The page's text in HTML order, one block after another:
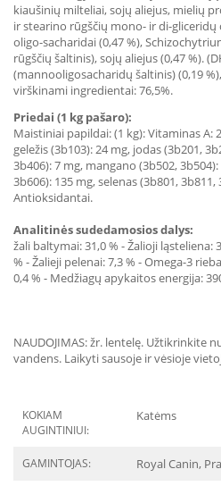
kiaušinių milteliai, sojų aliejus, mielių
ir stearino rūgščių mono- ir di-
oligo-sacharidai (0,47 %),
rūgščių šaltinis), sojų aliejus (0,47 %).
(mannooligosacharidų šaltinis) (0,19
virškinami ingredientai: 76,5%.
Priedai (1 kg pašaro):
Maistiniai papildai: (1 kg): Vitaminas A:
geležis (3b103): 24 mg, jodas (3b201,
3b406): 7 mg, mangano (3b502,
3b606): 135 mg, selenas (3b801, 3b811,
Antioksidantai.
Analitinės sudedamosios dalys:
žali baltymai: 31,0 % - Žalioji ląsteliena:
% - Žalieji pelenai: 7,3 % - Omega-3
0,4 % - Medžiagų apykaitos energija:
NAUDOJIMAS: žr. lentelę. Užtikrinkite
vandens. Laikyti sausoje ir vėsioje
KOKIAM
AUGINTINIUI:
Katėms
GAMINTOJAS: Royal Canin,